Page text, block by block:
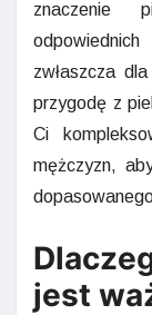
znaczenie
zwłaszcza
przygodę z
Ci
mężczyzn,
jest